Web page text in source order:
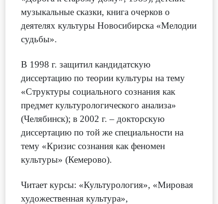
музыкальные сказки, книга очерков о
деятелях культуры Новосибирска «Мелодии
судьбы».
В 1998 г. защитил кандидатскую
диссертацию по теории культуры на тему
«Структуры социального сознания как
предмет культурологического анализа»
(Челябинск); в 2002 г. – докторскую
диссертацию по той же специальности на
тему «Кризис сознания как феномен
культуры» (Кемерово).
Читает курсы: «Культурология», «Мировая
художественная культура»,